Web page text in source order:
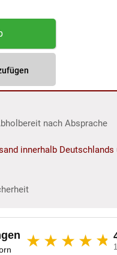
nach Absprache
innerhalb Deutschlands
★★★★ ★